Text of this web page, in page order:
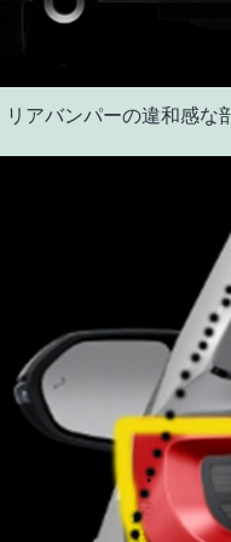
アバンパーの違和感な